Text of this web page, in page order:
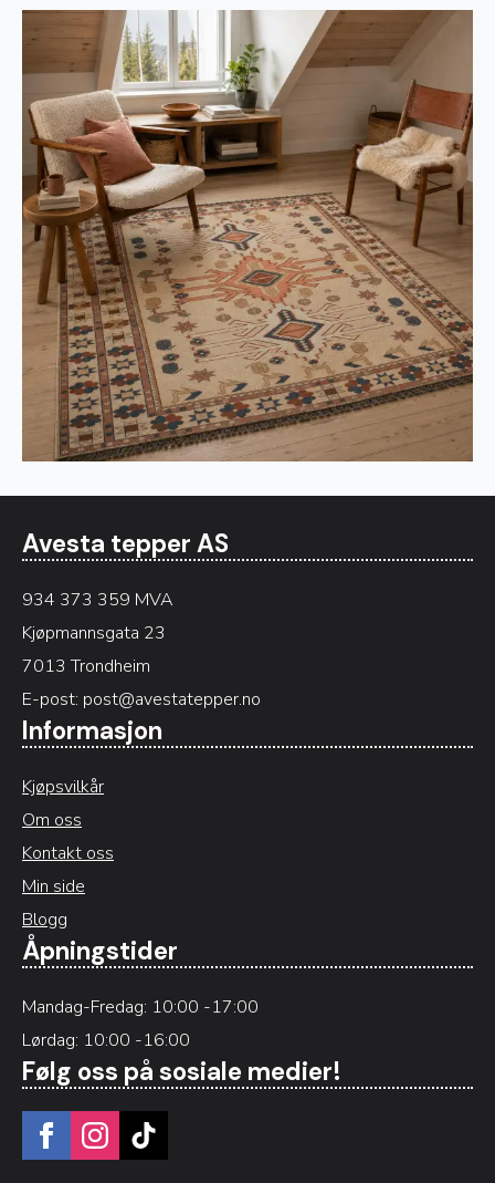
Avesta tepper AS
934 373 359 MVA
Kjøpmannsgata 23
7013 Trondheim
E-post: post@avestatepper.no
Informasjon
Kjøpsvilkår
Om oss
Kontakt oss
Min side
Blogg
Åpningstider
Mandag-Fredag: 10:00 -17:00
Lørdag: 10:00 -16:00
Følg oss på sosiale medier!